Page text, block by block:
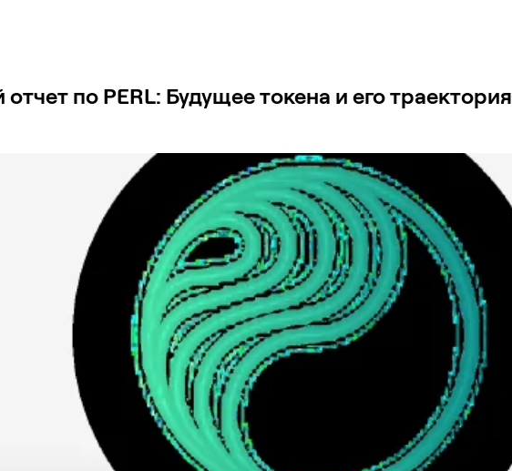
по PERL: Будущее токена и его траектория